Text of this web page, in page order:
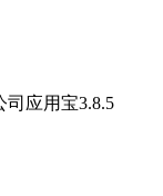
应用宝3.8.5